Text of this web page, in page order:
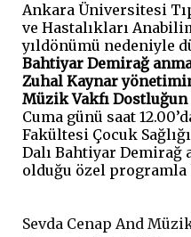
Ankara Üniversitesi
ve Hastalıkları
yıldönümü nedeniyle
Bahtiyar Demirağ
Zuhal Kaynar
Müzik Vakfı Dostluğun
Cuma günü saat
Fakültesi Çocuk
Dalı Bahtiyar Demirağ
olduğu özel programla
Sevda Cenap And